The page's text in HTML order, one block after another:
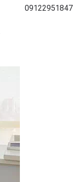
09122951847